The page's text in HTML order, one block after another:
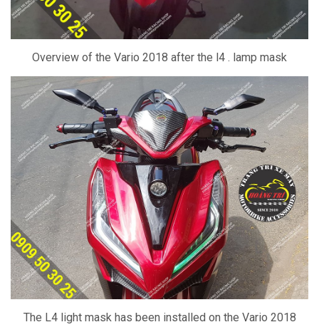
Overview of the Vario 2018 after the l4 . lamp mask
The L4 light mask has been installed on the Vario 2018